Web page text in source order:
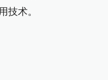
技术。